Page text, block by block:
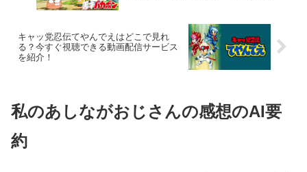
キャッ党忍伝てやんでえはどこで見れ
る？今すぐ視聴できる動画配信サービス
を紹介！
私のあしながおじさんの感想のAI要
約